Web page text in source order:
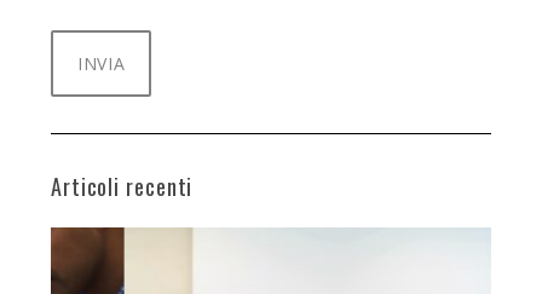
Articoli recenti